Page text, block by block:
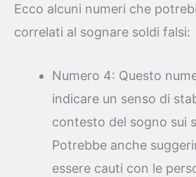
Ecco alcuni numeri che
correlati al sognare soldi falsi:
Numero 4: Questo
indicare un senso di
contesto del sogno sui
Potrebbe anche
essere cauti con le